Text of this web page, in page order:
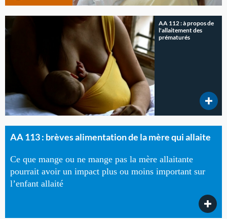
AA 112 : à propos de
l'allaitement des
prématurés
AA 113 : brèves alimentation de la mère qui allaite
Ce que mange ou ne mange pas la mère allaitante
pourrait avoir un impact plus ou moins important sur
l’enfant allaité